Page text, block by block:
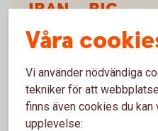
IBAN – BIC
Som företagare ska du
de fakturor som skickas
IBAN och BIC/Nationellt
Våra
Vi använder nödvändiga
tekniker för att
finns även cookies du
upplevelse: